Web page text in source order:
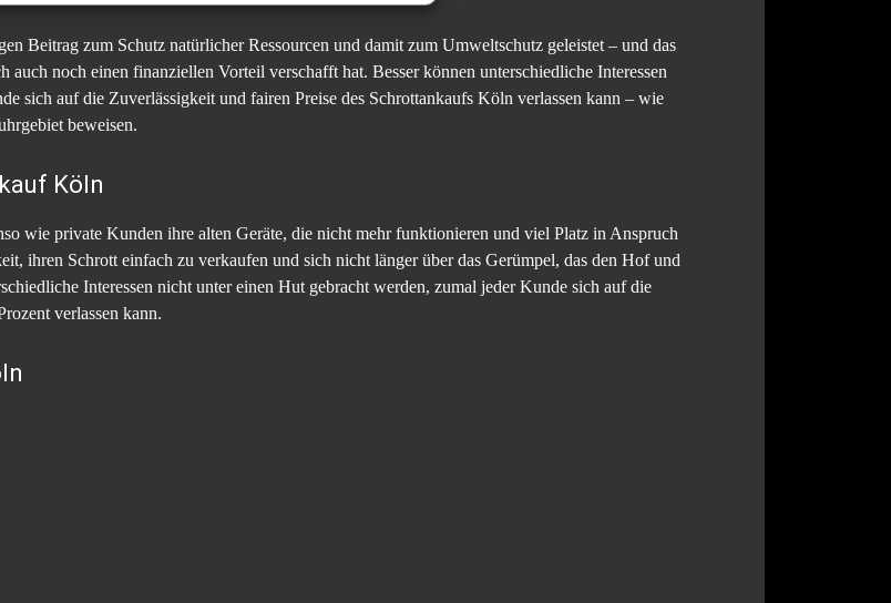
Beitrag zum Schutz natürlicher Ressourcen und damit zum Umweltschutz geleistet – und das
noch einen finanziellen Vorteil verschafft hat. Besser können unterschiedliche Interessen
sich auf die Zuverlässigkeit und fairen Preise des Schrottankaufs Köln verlassen kann – wie
beweisen.
Köln
wie private Kunden ihre alten Geräte, die nicht mehr funktionieren und viel Platz in Anspruch
ihren Schrott einfach zu verkaufen und sich nicht länger über das Gerümpel, das den Hof und
Interessen nicht unter einen Hut gebracht werden, zumal jeder Kunde sich auf die
verlassen kann.